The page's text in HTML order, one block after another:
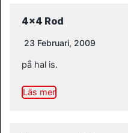
4×4 Rod
23 Februari, 2009
på hal is.
Läs mer